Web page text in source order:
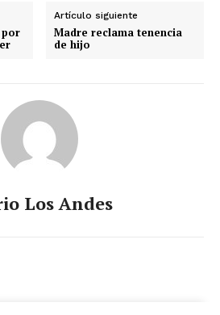
por
Artículo siguiente
Madre reclama tenencia
de hijo
Los Andes